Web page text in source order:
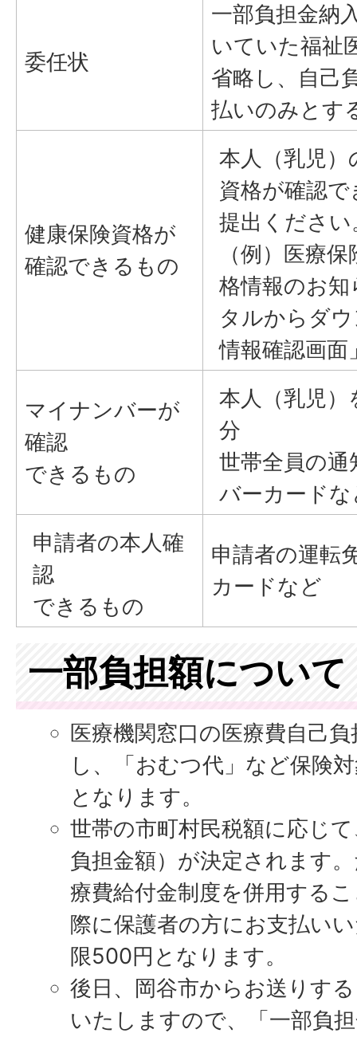
委任状
一部負担金納
いていた福祉
省略し、自己
払いのみとす
健康保険資格が
確認できるもの
本人（乳児）
資格が確認
提出ください
（例）医療
格情報のお
タルからダ
情報確認画面
マイナンバーが
確認
できるもの
本人（乳児）
分
世帯全員の
バーカードな
申請者の本人確
認
できるもの
申請者の運転
カードなど
一部負担額について
医療機関窓口の医療費自己
し、「おむつ代」など保険
となります。
世帯の市町村民税額に応じ
負担金額）が決定されます
療費給付金制度を併用する
際に保護者の方にお支払い
限500円となります。
後日、岡谷市からお送りす
いたしますので、「一部負